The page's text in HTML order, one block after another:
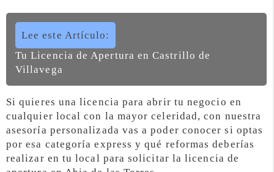
Lee este Artículo:
Tu Licencia de Apertura en Castrillo de
Villavega
Si quieres una licencia para abrir tu negocio en
cualquier local con la mayor celeridad, con nuestra
asesoría personalizada vas a poder conocer si optas
por esa categoría express y qué reformas deberías
realizar en tu local para solicitar la licencia de